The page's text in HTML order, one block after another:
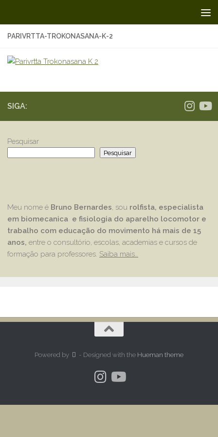
PARIVRTTA-TROKONASANA-K-2
SIGA:
Pesquisar
Pesquisar
Meu nome é Bruno Bernardes, sou rolfista, especialista
em biomecanica e fisiologia do aparelho locomotor e
trabalho com educação do movimento há mais de 15
anos, entre o consultório, escolas, academias e cursos de
formação para professores. Saiba mais…
Powered by - Designed with the Hueman theme